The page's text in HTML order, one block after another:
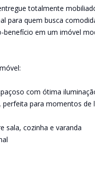
totalmente
para quem busca
benefício em um imóvel
com ótima
perfeita para momentos de
sala, cozinha e varanda